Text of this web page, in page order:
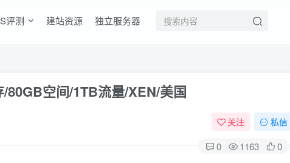
评测 建站资源 独立服务器
空间/1TB流量/XEN/美国
关注 私信
0 1163 0